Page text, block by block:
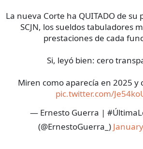
La nueva Corte ha QUITADO de su
SCJN, los sueldos tabuladores
prestaciones de cada
Si, leyó bien: cero
Miren como aparecía en 2025 y
pic.twitter.com/
— Ernesto Guerra |
(@ErnestoGuerra_)